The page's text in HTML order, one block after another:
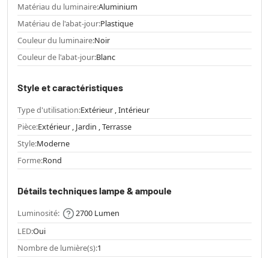
Matériau du luminaire:Aluminium
Matériau de l'abat-jour:Plastique
Couleur du luminaire:Noir
Couleur de l'abat-jour:Blanc
Style et caractéristiques
Type d'utilisation:Extérieur , Intérieur
Pièce:Extérieur , Jardin , Terrasse
Style:Moderne
Forme:Rond
Détails techniques lampe & ampoule
Luminosité:
2700 Lumen
LED:Oui
Nombre de lumière(s):1